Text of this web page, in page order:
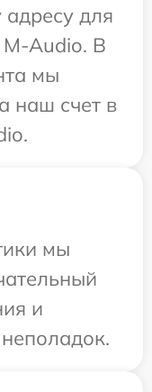
для
Audio. В
мы
наш счет в
мы
и